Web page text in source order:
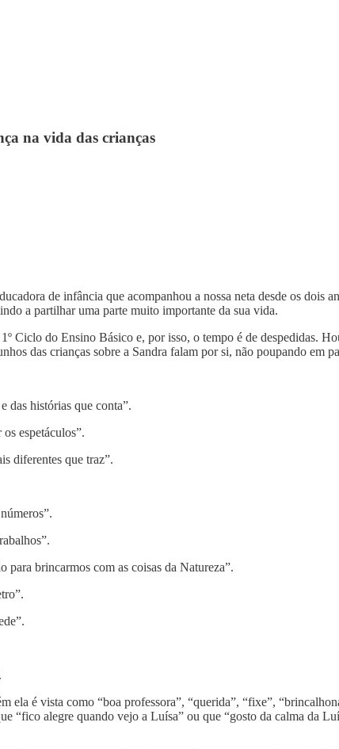
na vida das crianças
de infância que acompanhou a nossa neta desde os
a partilhar uma parte muito importante da sua vida.
Ciclo do Ensino Básico e, por isso, o tempo é de despedidas.
das crianças sobre a Sandra falam por si, não poupando
das histórias que conta”.
espetáculos”.
diferentes que traz”.
brincarmos com as coisas da Natureza”.
ela é vista como “boa professora”, “querida”, “fixe”,
“fico alegre quando vejo a Luísa” ou que “gosto da calma da